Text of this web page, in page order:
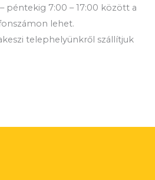
péntekig 7:00 – 17:00 között a
lehet.
telephelyünkről szállítjuk